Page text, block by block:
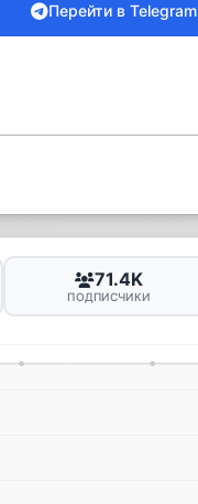
Перейти в Telegram
71.4K
ПОДПИСЧИКИ